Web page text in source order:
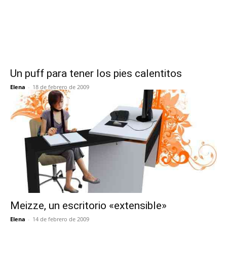
Un puff para tener los pies calentitos
Elena - 18 de febrero de 2009
Meizze, un escritorio «extensible»
Elena - 14 de febrero de 2009